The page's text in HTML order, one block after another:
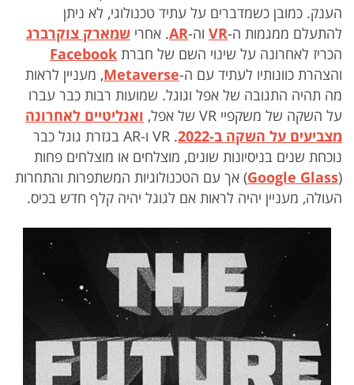
הענק. כמובן כשמדברים על עתיד טכנולוגי, לא ניתן
להתעלם ממגמות ה-VR וה-AR. אחרי שמארק צוקרברג
הכריז לאחרונה על שינוי השם של חברת Facebook
והצהרת כוונותיו לעתיד עם ה-
Metaverse
, מעניין לראות
מה תהיה התגובה של אפל וגוגל. שמועות רבות כבר עברו
על השקה של משקפיי VR של אפל,
ואנליטיים לאחרונה
מצביעים על השקה ב-2022
. VR ו-AR בגזרת גוגל כבר
נוכחת שנים בניסיונות שונים, מוצלחים או מוצלחים פחות
(
Google Glass) אך עם הטכנולוגיות המשתפרות והתחרות
העולה, מעניין יהיה לראות אם לגוגל יהיה קלף חדש בכיס.